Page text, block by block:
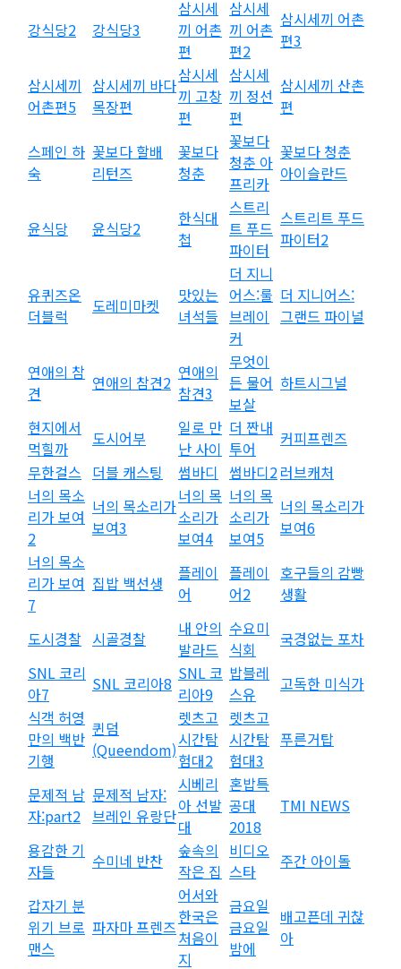
강식당2 강식당3
삼시세
끼 어촌
편
삼시세
끼 어촌
편2
삼시세끼 어촌
편3
삼시세끼
어촌편5
삼시세끼 바다
목장편
삼시세
끼 고창
편
삼시세
끼 정선
편
삼시세끼 산촌
편
스페인 하
숙
꽃보다 할배
리턴즈
꽃보다
청춘
꽃보다
청춘 아
프리카
꽃보다 청춘
아이슬란드
윤식당 윤식당2
한식대
첩
스트리
트 푸드
파이터
스트리트 푸드
파이터2
유퀴즈온
더블럭
도레미마켓
맛있는
녀석들
더 지니
어스:룰
브레이
커
더 지니어스:
그랜드 파이널
연애의 참
견
연애의 참견2 연애의
참견3
무엇이
든 물어
보살
하트시그널
현지에서
먹힐까
도시어부
일로 만
난 사이
더 짠내
투어
커피프렌즈
무한걸스 더블 캐스팅 썸바디 썸바디2러브캐처
너의 목소
리가 보여
2
너의 목소리가
보여3
너의 목
소리가
보여4
너의 목
소리가
보여5
너의 목소리가
보여6
너의 목소
리가 보여
7
집밥 백선생
플레이
어
플레이
어2
호구들의 감빵
생활
도시경찰 시골경찰
내 안의
발라드
수요미
식회
국경없는 포차
SNL 코리
아7
SNL 코리아8 SNL 코
리아9
밥블레
스유
고독한 미식가
식객 허영
만의 백반
기행
퀸덤
(Queendom)
렛츠고
시간탐
험대2
렛츠고
시간탐
험대3
푸른거탑
문제적 남
자:part2
문제적 남자:
브레인 유랑단
시베리
아 선발
대
혼밥특
공대
2018
TMI NEWS
용감한 기
자들
수미네 반찬
숲속의
작은 집
비디오
스타
주간 아이돌
갑자기 분
위기 브로
맨스
파자마 프렌즈
어서와
한국은
처음이
지
금요일
금요일
밤에
배고픈데 귀찮
아